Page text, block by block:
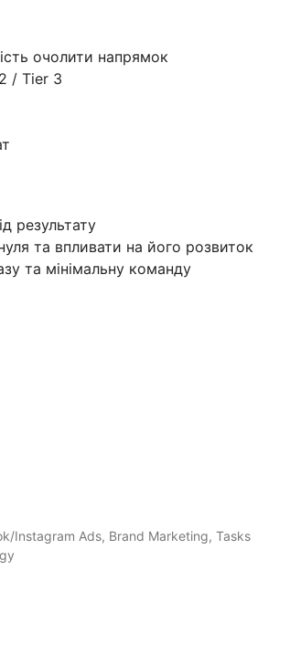
очолити напрямок
/ Tier 3
результату
та впливати на його розвиток
та мінімальну команду
Instagram Ads, Brand Marketing, Tasks